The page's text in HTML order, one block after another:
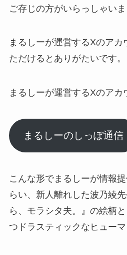
ご存じの方がいらっしゃいま
まるしーが運営するXのア
ただけるとありがたいです。
まるしーが運営するXのアカ
まるしーのしっぽ通信
こんな形でまるしーが情報
らい、新人離れした波乃綾先
ら、モラシタ夫。』 の絵柄
つドラスティックなヒューマ